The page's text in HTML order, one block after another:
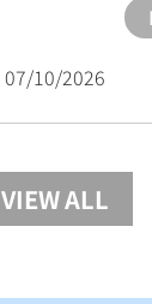
07/10/2026
VIEW ALL